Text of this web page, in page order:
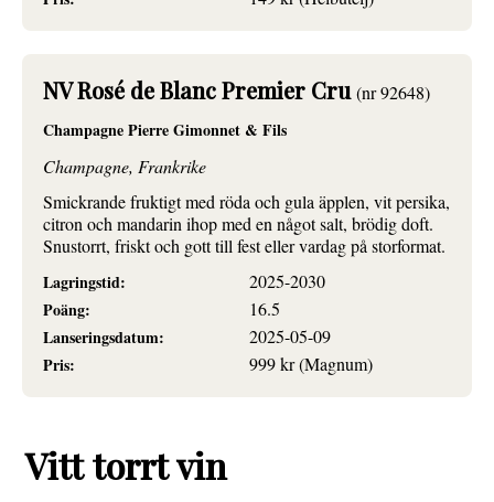
NV Rosé de Blanc Premier Cru(nr 92648)
Champagne Pierre Gimonnet & Fils
Champagne, Frankrike
Smickrande fruktigt med röda och gula äpplen, vit persika,
citron och mandarin ihop med en något salt, brödig doft.
Snustorrt, friskt och gott till fest eller vardag på storformat.
Lagringstid:
2025-2030
Poäng:
16.5
Lanseringsdatum:
2025-05-09
Pris:
999 kr (Magnum)
Vitt torrt vin